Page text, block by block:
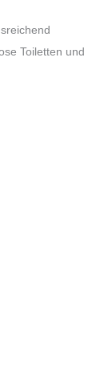
Toiletten und